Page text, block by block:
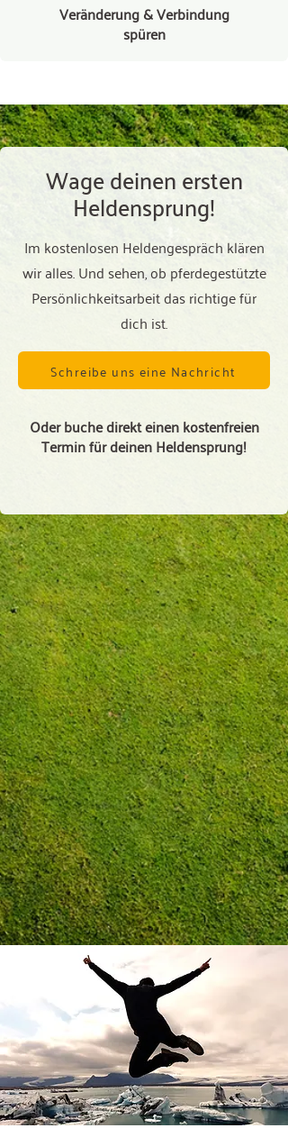
Veränderung & Verbindung
spüren
Wage deinen ersten
Heldensprung!
Im kostenlosen Heldengespräch klären
wir alles. Und sehen, ob pferdegestützte
Persönlichkeitsarbeit das richtige für
dich ist.
Schreibe uns eine Nachricht
Oder buche direkt einen kostenfreien
Termin für deinen Heldensprung!